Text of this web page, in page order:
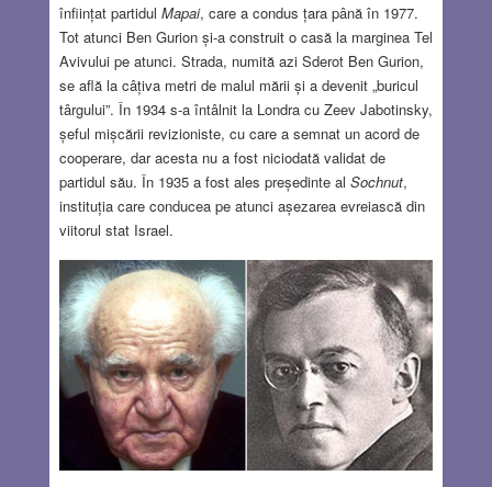
înființat partidul Mapai, care a condus țara până în 1977.
Tot atunci Ben Gurion și-a construit o casă la marginea Tel
Avivului pe atunci. Strada, numită azi Sderot Ben Gurion,
se află la câțiva metri de malul mării și a devenit „buricul
târgului”. În 1934 s-a întâlnit la Londra cu Zeev Jabotinsky,
șeful mișcării revizioniste, cu care a semnat un acord de
cooperare, dar acesta nu a fost niciodată validat de
partidul său. În 1935 a fost ales președinte al Sochnut,
instituția care conducea pe atunci așezarea evreiască din
viitorul stat Israel.